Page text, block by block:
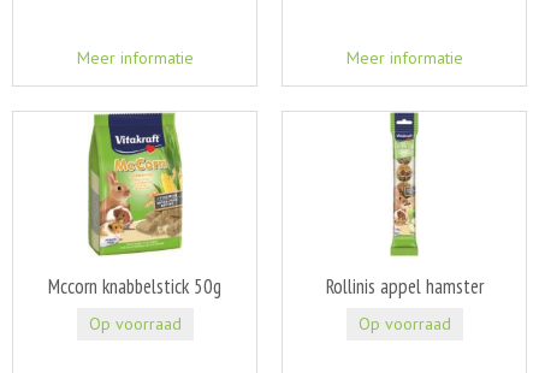
Meer informatie Meer informatie
Mccorn knabbelstick 50g
Op voorraad
Rollinis appel hamster
Op voorraad